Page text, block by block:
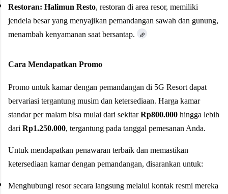
Restoran: Halimun Resto, restoran di area resor, memiliki
jendela besar yang menyajikan pemandangan sawah dan gunung,
menambah kenyamanan saat bersantap.
Cara Mendapatkan Promo
Promo untuk kamar dengan pemandangan di 5G Resort dapat
bervariasi tergantung musim dan ketersediaan. Harga kamar
standar per malam bisa mulai dari sekitarRp800.000 hingga lebih
dari Rp1.250.000, tergantung pada tanggal pemesanan Anda.
Untuk mendapatkan penawaran terbaik dan memastikan
ketersediaan kamar dengan pemandangan, disarankan untuk:
Menghubungi resor secara langsung melalui kontak resmi mereka